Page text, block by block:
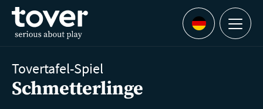
Zum Hauptinhalt springen
Languages
Menu
Tovertafel-Spiel
Schmetterlinge